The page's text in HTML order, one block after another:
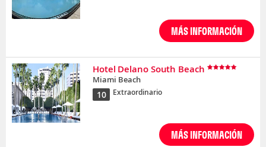
MÁS INFORMACIÓN
Hotel Delano South Beach
Miami Beach
10 Extraordinario
MÁS INFORMACIÓN